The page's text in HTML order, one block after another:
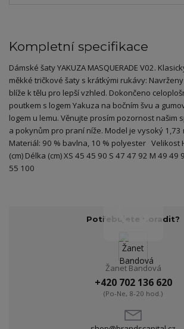
Kompletní specifikace
Dámské šaty YAKUZA MASQUERADE V02.
měkké tričkové šaty s krátkými rukávy:
blíže k tělu pro lepší vzhled. Dokončeno
poutkem s logem Yakuza na bočním švu a
logem u lemu. Věnujte prosím pozornost našim
a pokynům pro praní níže. Model je vysoký 1,73
Materiál: 90 % bavlna, 10 % polyester Velikost
(cm) Délka (cm) XS 45 45 90 S 47 47 92 M 49 49
55 100
Potřebujete poradit?
Žanet Bandová
+420 702 136 620
(Po-Ne, 8-20 hod.)